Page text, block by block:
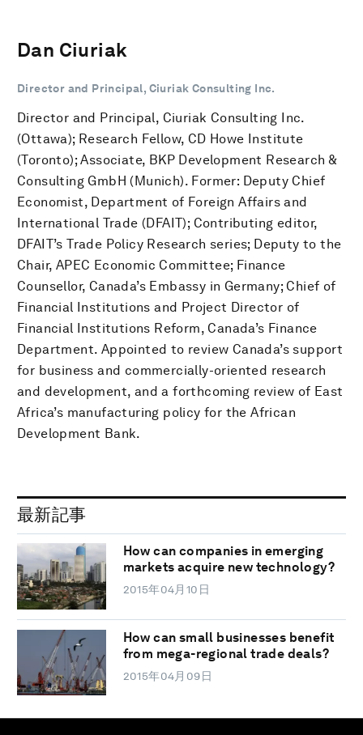
Dan Ciuriak
Director and Principal, Ciuriak Consulting Inc.
Director and Principal, Ciuriak Consulting Inc.
(Ottawa); Research Fellow, CD Howe Institute
(Toronto); Associate, BKP Development Research &
Consulting GmbH (Munich). Former: Deputy Chief
Economist, Department of Foreign Affairs and
International Trade (DFAIT); Contributing editor,
DFAIT’s Trade Policy Research series; Deputy to the
Chair, APEC Economic Committee; Finance
Counsellor, Canada’s Embassy in Germany; Chief of
Financial Institutions and Project Director of
Financial Institutions Reform, Canada’s Finance
Department. Appointed to review Canada’s support
for business and commercially-oriented research
and development, and a forthcoming review of East
Africa’s manufacturing policy for the African
Development Bank.
最新記事
How can companies in emerging
markets acquire new technology?
2015年04月10日
How can small businesses benefit
from mega-regional trade deals?
2015年04月09日